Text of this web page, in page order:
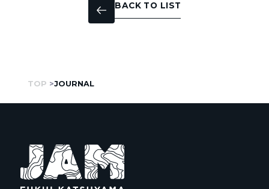
BACK TO LIST
TOP JOURNAL